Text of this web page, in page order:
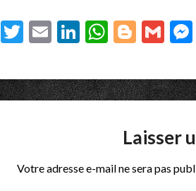
Facebook
Twitter
EmailLinkedIn
Laisser
Votre adresse e-mail ne sera pas